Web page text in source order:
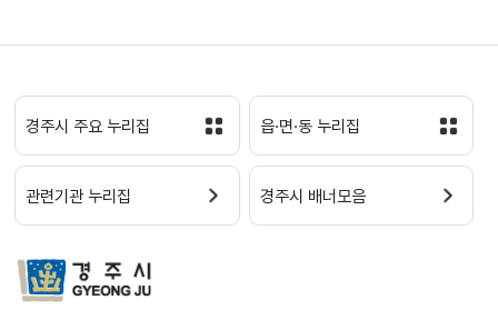
경주시 주요 누리집 읍·면·동 누리집
관련기관 누리집 경주시 배너모음